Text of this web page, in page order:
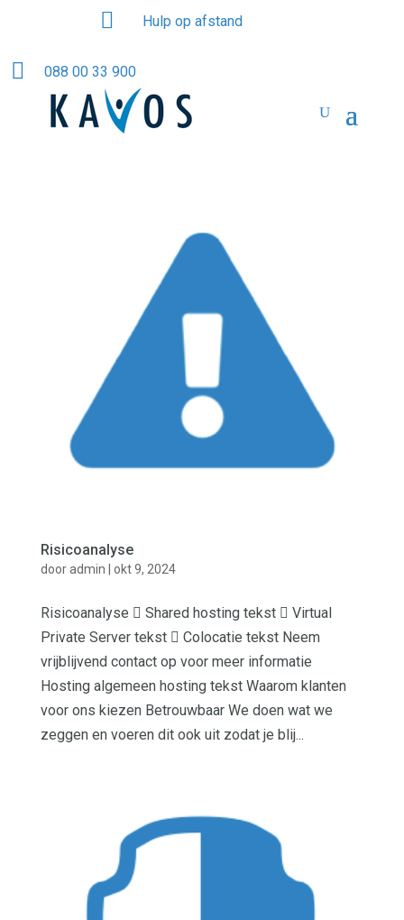
 Hulp op afstand
 088 00 33 900
Risicoanalyse
dooradmin okt 9, 2024
Risicoanalyse  Shared hosting tekst  Virtual
Private Server tekst  Colocatie tekst Neem
vrijblijvend contact op voor meer informatie
Hosting algemeen hosting tekst Waarom klanten
voor ons kiezen Betrouwbaar We doen wat we
zeggen en voeren dit ook uit zodat je blij...